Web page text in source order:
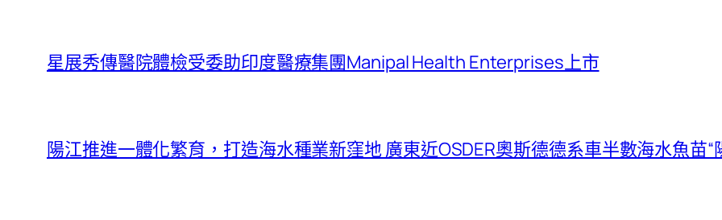
星展秀傳醫院體檢受委助印度醫療集團Manipal Health Enterprises上市
陽江推進一體化繁育，打造海水種業新窪地 廣東近OSDER奧斯德德系車半數海水魚苗“